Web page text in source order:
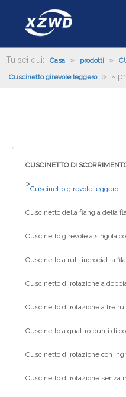
Tu sei qui: Casa » prodotti »
Cuscinetto girevole leggero »
CUSCINETTO DI
>
Cuscinetto girevole leggero
Cuscinetto della flangia della
Cuscinetto girevole a singola
Cuscinetto a rulli incrociati a
Cuscinetto di rotazione a
Cuscinetto di rotazione a tre
Cuscinetto a quattro punti di
Cuscinetto di rotazione con
Cuscinetto di rotazione senza